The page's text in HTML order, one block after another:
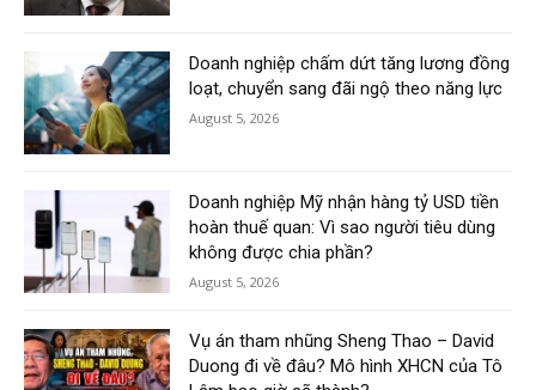
Doanh nghiệp chấm dứt tăng lương đồng
loạt, chuyển sang đãi ngộ theo năng lực
August 5, 2026
Doanh nghiệp Mỹ nhận hàng tỷ USD tiền
hoàn thuế quan: Vì sao người tiêu dùng
không được chia phần?
August 5, 2026
Vụ án tham nhũng Sheng Thao – David
Duong đi về đâu? Mô hình XHCN của Tô